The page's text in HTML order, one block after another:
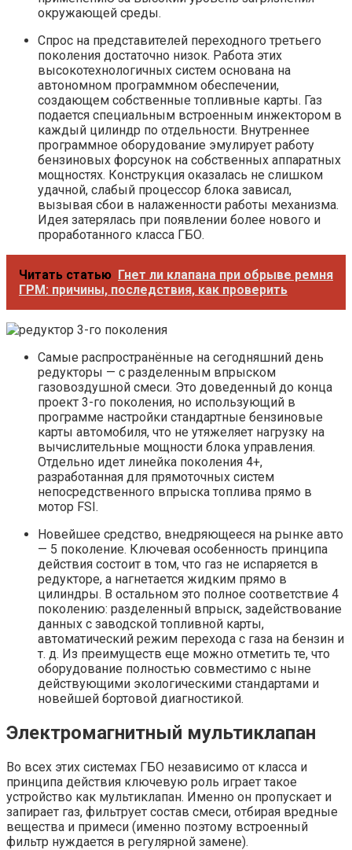
окружающей среды.
Спрос на представителей переходного третьего
поколения достаточно низок. Работа этих
высокотехнологичных систем основана на
автономном программном обеспечении,
создающем собственные топливные карты. Газ
подается специальным встроенным инжектором в
каждый цилиндр по отдельности. Внутреннее
программное оборудование эмулирует работу
бензиновых форсунок на собственных аппаратных
мощностях. Конструкция оказалась не слишком
удачной, слабый процессор блока зависал,
вызывая сбои в налаженности работы механизма.
Идея затерялась при появлении более нового и
проработанного класса ГБО.
Читать статью Гнет ли клапана при обрыве ремня
ГРМ: причины, последствия, как проверить
Самые распространённые на сегодняшний день
редукторы — с разделенным впрыском
газовоздушной смеси. Это доведенный до конца
проект 3-го поколения, но использующий в
программе настройки стандартные бензиновые
карты автомобиля, что не утяжеляет нагрузку на
вычислительные мощности блока управления.
Отдельно идет линейка поколения 4+,
разработанная для прямоточных систем
непосредственного впрыска топлива прямо в
мотор FSI.
Новейшее средство, внедряющееся на рынке авто
— 5 поколение. Ключевая особенность принципа
действия состоит в том, что газ не испаряется в
редукторе, а нагнетается жидким прямо в
цилиндры. В остальном это полное соответствие 4
поколению: разделенный впрыск, задействование
данных с заводской топливной карты,
автоматический режим перехода с газа на бензин и
т. д. Из преимуществ еще можно отметить те, что
оборудование полностью совместимо с ныне
действующими экологическими стандартами и
новейшей бортовой диагностикой.
Электромагнитный мультиклапан
Во всех этих системах ГБО независимо от класса и
принципа действия ключевую роль играет такое
устройство как мультиклапан. Именно он пропускает и
запирает газ, фильтрует состав смеси, отбирая вредные
вещества и примеси (именно поэтому встроенный
фильтр нуждается в регулярной замене).